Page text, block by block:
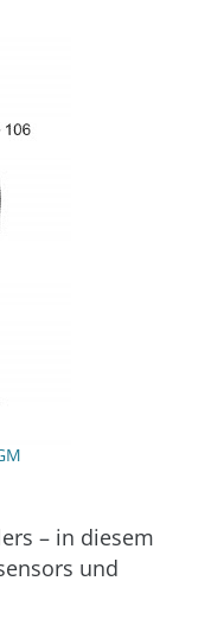
– in diesem
und